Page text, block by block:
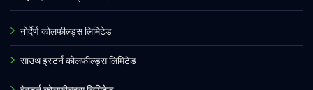
नोर्देर्ण कोलफील्ड्स लिमिटेड
साउथ इस्टर्न कोलफील्ड्स लिमिटेड